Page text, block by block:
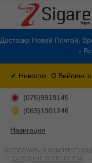
Доставка Новой Почтой.
-
✔ Новости Ω Вейпинг
(075)9919145
(063)1901246
Навигация
АКСЕССУАРЫ И
ЗАРЯДНЫЕ УСТРОЙСТВА